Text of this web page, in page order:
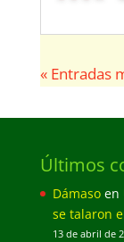
« Entradas
Últimos
Dámasoen
se talaron
13 de abril de